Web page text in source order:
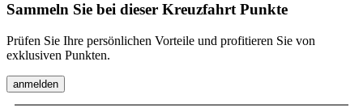
Sammeln Sie bei dieser Kreuzfahrt Punkte
Prüfen Sie Ihre persönlichen Vorteile und profitieren Sie von
exklusiven Punkten.
anmelden